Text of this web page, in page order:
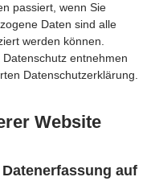
passiert, wenn Sie
Daten sind alle
werden können.
entnehmen
Datenschutzerklärung.
Website
auf